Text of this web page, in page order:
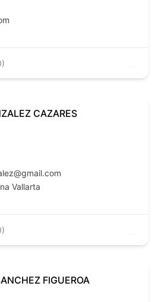
CAZARES
Vallarta
FIGUEROA